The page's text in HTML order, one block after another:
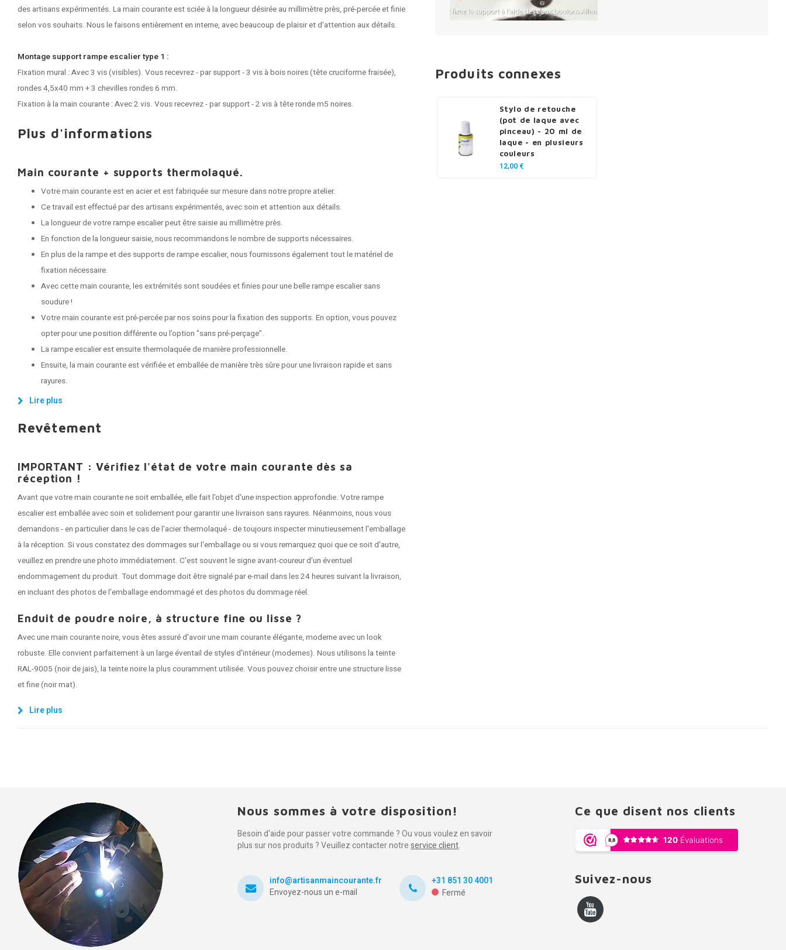
des artisans expérimentés. La main courante est sciée à la longueur désirée au millimètre près, pré-percée et finie
selon vos souhaits. Nous le faisons entièrement en interne, avec beaucoup de plaisir et d'attention aux détails.
Montage support rampe escalier type 1 :
Fixation mural : Avec 3 vis (visibles). Vous recevrez - par support - 3 vis à bois noires (tête cruciforme fraisée),
rondes 4,5x40 mm + 3 chevilles rondes 6 mm.
Fixation à la main courante : Avec 2 vis. Vous recevrez - par support - 2 vis à tête ronde m5 noires.
Plus d'informations
Main courante + supports thermolaqué.
Votre main courante est en acier et est fabriquée sur mesure dans notre propre atelier.
Ce travail est effectué par des artisans expérimentés, avec soin et attention aux détails.
La longueur de votre rampe escalier peut être saisie au millimètre près.
En fonction de la longueur saisie, nous recommandons le nombre de supports nécessaires.
En plus de la rampe et des supports de rampe escalier, nous fournissons également tout le matériel de
fixation nécessaire.
Avec cette main courante, les extrémités sont soudées et finies pour une belle rampe escalier sans
soudure !
Votre main courante est pré-percée par nos soins pour la fixation des supports. En option, vous pouvez
opter pour une position différente ou l'option "sans pré-perçage".
La rampe escalier est ensuite thermolaquée de manière professionnelle.
Ensuite, la main courante est vérifiée et emballée de manière très sûre pour une livraison rapide et sans
rayures.
Lire plus
Revêtement
IMPORTANT : Vérifiez l'état de votre main courante dès sa
réception !
Avant que votre main courante ne soit emballée, elle fait l'objet d'une inspection approfondie. Votre rampe
escalier est emballée avec soin et solidement pour garantir une livraison sans rayures. Néanmoins, nous vous
demandons - en particulier dans le cas de l'acier thermolaqué - de toujours inspecter minutieusement l'emballage
à la réception. Si vous constatez des dommages sur l'emballage ou si vous remarquez quoi que ce soit d'autre,
veuillez en prendre une photo immédiatement. C'est souvent le signe avant-coureur d'un éventuel
endommagement du produit. Tout dommage doit être signalé par e-mail dans les 24 heures suivant la livraison,
en incluant des photos de l'emballage endommagé et des photos du dommage réel.
Enduit de poudre noire, à structure fine ou lisse ?
Avec une main courante noire, vous êtes assuré d'avoir une main courante élégante, moderne avec un look
robuste. Elle convient parfaitement à un large éventail de styles d'intérieur (modernes). Nous utilisons la teinte
RAL-9005 (noir de jais), la teinte noire la plus couramment utilisée. Vous pouvez choisir entre une structure lisse
et fine (noir mat).
Lire plus
Produits connexes
Stylo de retouche
(pot de laque avec
pinceau) - 20 ml de
laque - en plusieurs
couleurs
12,00 €
Nous sommes à votre disposition!
Besoin d'aide pour passer votre commande ? Ou vous voulez en savoir
plus sur nos produits ? Veuillez contacter notreservice client.
info@artisanmaincourante.fr
Envoyez-nous un e-mail
+31 851 30 4001
Fermé
Ce que disent nos clients
Suivez-nous